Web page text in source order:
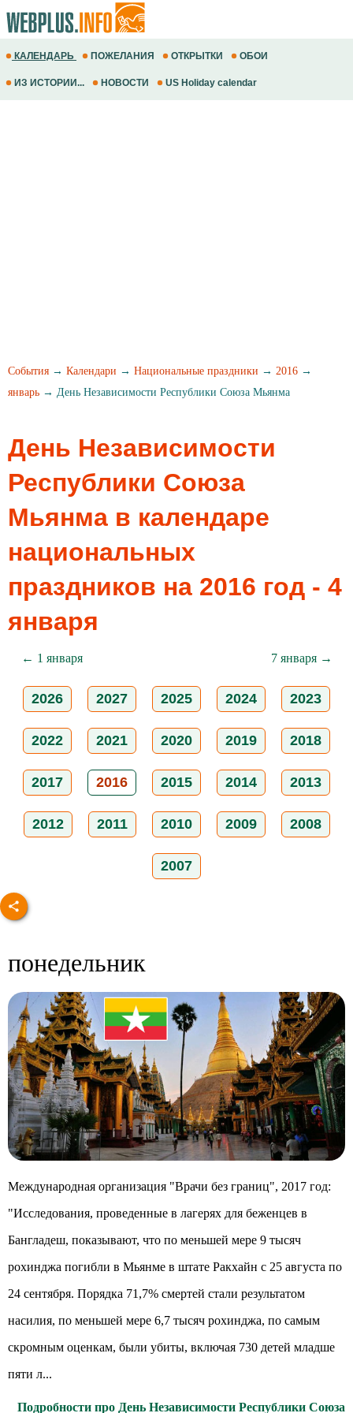
КАЛЕНДАРЬ ПОЖЕЛАНИЯ ОТКРЫТКИ ОБОИ
ИЗ ИСТОРИИ... НОВОСТИ US Holiday calendar
События → Календари → Национальные праздники → 2016 →
январь → День Независимости Республики Союза Мьянма
День Независимости
Республики Союза
Мьянма в календаре
национальных
праздников на 2016 год - 4
января
← 1 января 7 января →
2026 2027 2025 2024 2023
2022 2021 2020 2019 2018
2017 2016 2015 2014 2013
2012 2011 2010 2009 2008
2007
понедельник
Международная организация "Врачи без границ", 2017 год:
"Исследования, проведенные в лагерях для беженцев в
Бангладеш, показывают, что по меньшей мере 9 тысяч
рохинджа погибли в Мьянме в штате Ракхайн с 25 августа по
24 сентября. Порядка 71,7% смертей стали результатом
насилия, по меньшей мере 6,7 тысяч рохинджа, по самым
скромным оценкам, были убиты, включая 730 детей младше
пяти л...
Подробности про День Независимости Республики Союза